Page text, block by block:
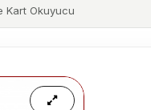
Kart Okuyucu